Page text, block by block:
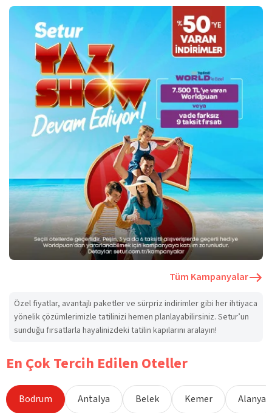
Tüm Kampanyalar
Özel fiyatlar, avantajlı paketler ve sürpriz indirimler gibi her ihtiyaca
yönelik çözümlerimizle tatilinizi hemen planlayabilirsiniz. Setur’un
sunduğu fırsatlarla hayalinizdeki tatilin kapılarını aralayın!
En Çok Tercih Edilen Oteller
Bodrum Antalya Belek Kemer Alanya